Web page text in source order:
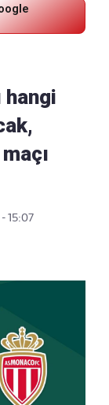
hangi
15:07